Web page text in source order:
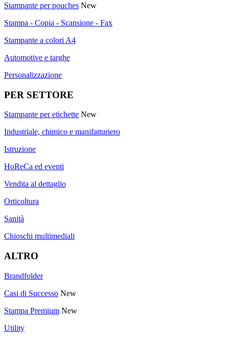
Stampante per pouches New
Stampa - Copia - Scansione - Fax
Stampante a colori A4
Automotive e targhe
Personalizzazione
PER SETTORE
Stampante per etichette New
Industriale, chimico e manifatturiero
Istruzione
HoReCa ed eventi
Vendita al dettaglio
Orticoltura
Sanità
Chioschi multimediali
ALTRO
Brandfolder
Casi di Successo New
Stampa Premium New
Utility